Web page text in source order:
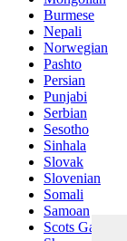
Burmese
Nepali
Norwegian
Pashto
Persian
Punjabi
Serbian
Sesotho
Sinhala
Slovak
Slovenian
Somali
Samoan
Scots Gaelic